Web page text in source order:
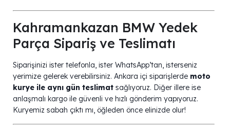
Kahramankazan BMW Yedek
Parça Sipariş ve Teslimatı
Siparişinizi ister telefonla, ister WhatsApp’tan, isterseniz
yerimize gelerek verebilirsiniz. Ankara içi siparişlerde moto
kurye ile aynı gün teslimat sağlıyoruz. Diğer illere ise
anlaşmalı kargo ile güvenli ve hızlı gönderim yapıyoruz.
Kuryemiz sabah çıktı mı, öğleden önce elinizde olur!